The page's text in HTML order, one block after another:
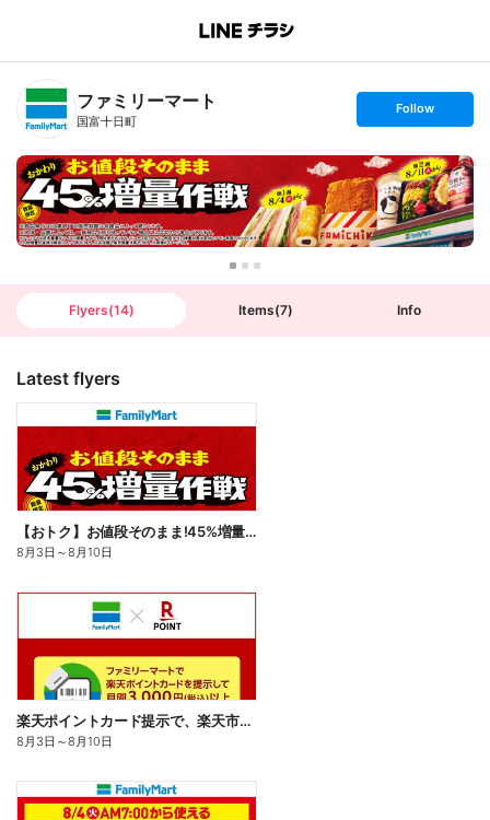
B
n
T
ファミリーマート
国富十日町
s
t
o
l
l
o
w
Follow
Flyers(14) Items(7) Info
Latest flyers
【おトク】お値段そのまま!45%増量作戦!
8月3日 ～8月10日
楽天ポイントカード提示で、楽天市場でのお買い物がおトクに!
8月3日 ～8月10日